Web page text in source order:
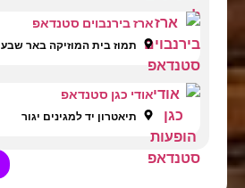
ארז בירנבוים סטנדאפ
תמוז בית המוזיקה באר שבע
אודי כגן סטנדאפ
תיאטרון יד למגינים יגור